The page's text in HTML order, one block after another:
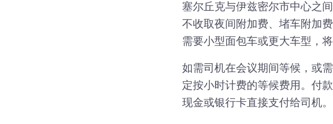
塞尔丘克与伊兹密尔市中心之
不收取夜间附加费、堵车附加
需要小型面包车或更大车型，将
如需司机在会议期间等候，或
定按小时计费的等候费用。付
现金或银行卡直接支付给司机。